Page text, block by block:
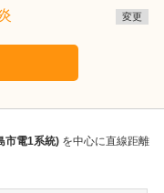
変更
市電1系統) を中心に直線距離